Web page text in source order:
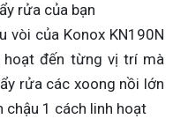
rửa của bạn
vòi của Konox KN190N
hoạt đến từng vị trí mà
rửa các xoong nồi lớn
chậu 1 cách linh hoạt